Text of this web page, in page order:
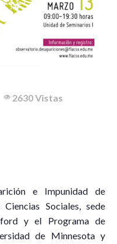
2630 Vistas
e Impunidad de
Sociales, sede
y el Programa de
de Minnesota y